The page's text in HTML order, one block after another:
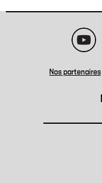
Nos partenaires